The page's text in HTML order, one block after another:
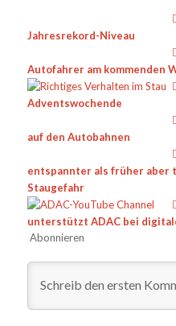
Jahresrekord-Niveau
Autofahrer am kommenden
Adventswochende
auf den Autobahnen
entspannter als früher aber
Staugefahr
unterstützt ADAC bei
Abonnieren